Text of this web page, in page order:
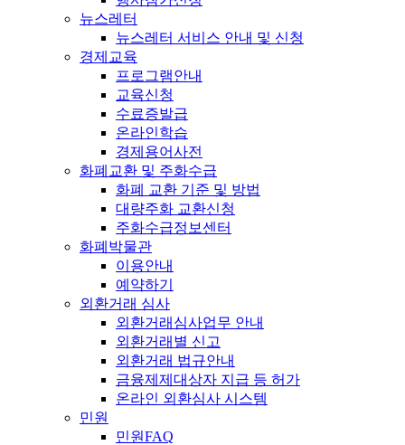
뉴스레터
뉴스레터 서비스 안내 및 신청
경제교육
프로그램안내
교육신청
수료증발급
온라인학습
경제용어사전
화폐교환 및 주화수급
화폐 교환 기준 및 방법
대량주화 교환신청
주화수급정보센터
화폐박물관
이용안내
예약하기
외환거래 심사
외환거래심사업무 안내
외환거래별 신고
외환거래 법규안내
금융제제대상자 지급 등 허가
온라인 외환심사 시스템
민원
민원FAQ